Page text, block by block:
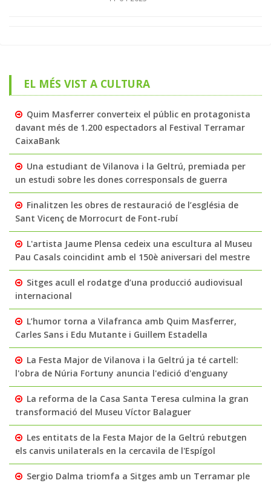
EL MÉS VIST A CULTURA
Quim Masferrer converteix el públic en protagonista
davant més de 1.200 espectadors al Festival Terramar
CaixaBank
Una estudiant de Vilanova i la Geltrú, premiada per
un estudi sobre les dones corresponsals de guerra
Finalitzen les obres de restauració de l’església de
Sant Vicenç de Morrocurt de Font-rubí
L'artista Jaume Plensa cedeix una escultura al Museu
Pau Casals coincidint amb el 150è aniversari del mestre
Sitges acull el rodatge d’una producció audiovisual
internacional
L’humor torna a Vilafranca amb Quim Masferrer,
Carles Sans i Edu Mutante i Guillem Estadella
La Festa Major de Vilanova i la Geltrú ja té cartell:
l'obra de Núria Fortuny anuncia l'edició d'enguany
La reforma de la Casa Santa Teresa culmina la gran
transformació del Museu Víctor Balaguer
Les entitats de la Festa Major de la Geltrú rebutgen
els canvis unilaterals en la cercavila de l'Espígol
Sergio Dalma triomfa a Sitges amb un Terramar ple